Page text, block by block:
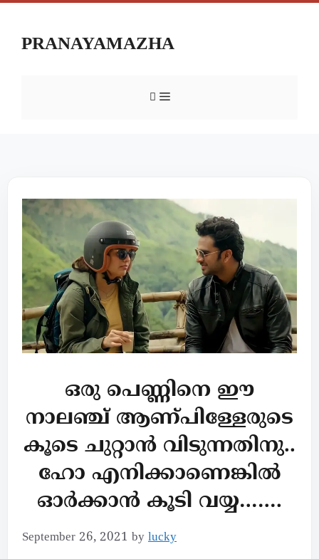
PRANAYAMAZHA
ഒരു പെണ്ണിനെ ഈ
നാലഞ്ച് ആണ്പിള്ളേരുടെ
കൂടെ ചുറ്റാൻ വിടുന്നതിനു..
ഹോ എനിക്കാണെങ്കിൽ
ഓർക്കാൻ കൂടി വയ്യ…….
September 26, 2021 by lucky